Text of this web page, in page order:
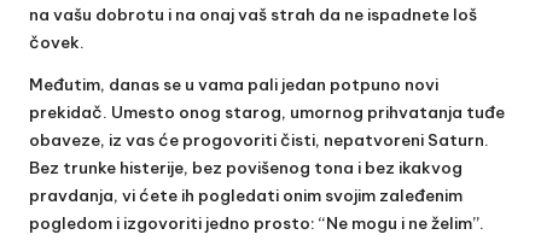
na vašu dobrotu i na onaj vaš strah da ne ispadnete loš
čovek.
Međutim, danas se u vama pali jedan potpuno novi
prekidač. Umesto onog starog, umornog prihvatanja tuđe
obaveze, iz vas će progovoriti čisti, nepatvoreni Saturn.
Bez trunke histerije, bez povišenog tona i bez ikakvog
pravdanja, vi ćete ih pogledati onim svojim zaleđenim
pogledom i izgovoriti jedno prosto: “Ne mogu i ne želim”.